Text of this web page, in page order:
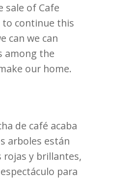
sale of Cafe
to continue this
can we can
among the
our home.
de café acaba
arboles están
rojas y brillantes,
para